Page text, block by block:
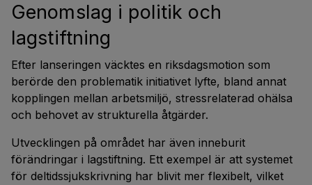
Genomslag i politik och
lagstiftning
Efter lanseringen väcktes en riksdagsmotion som
berörde den problematik initiativet lyfte, bland annat
kopplingen mellan arbetsmiljö, stressrelaterad ohälsa
och behovet av strukturella åtgärder.
Utvecklingen på området har även inneburit
förändringar i lagstiftning. Ett exempel är att systemet
för deltidssjukskrivning har blivit mer flexibelt, vilket